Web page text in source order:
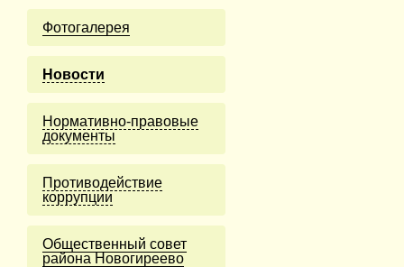
Фотогалерея
Новости
Нормативно-правовые
документы
Противодействие
коррупции
Общественный совет
района Новогиреево